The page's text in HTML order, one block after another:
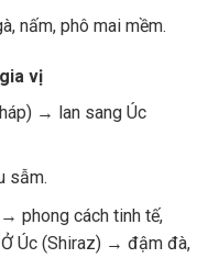
nấm, phô mai mềm.
vị
→ lan sang Úc
sẫm.
phong cách tinh tế,
Úc (Shiraz) → đậm đà,